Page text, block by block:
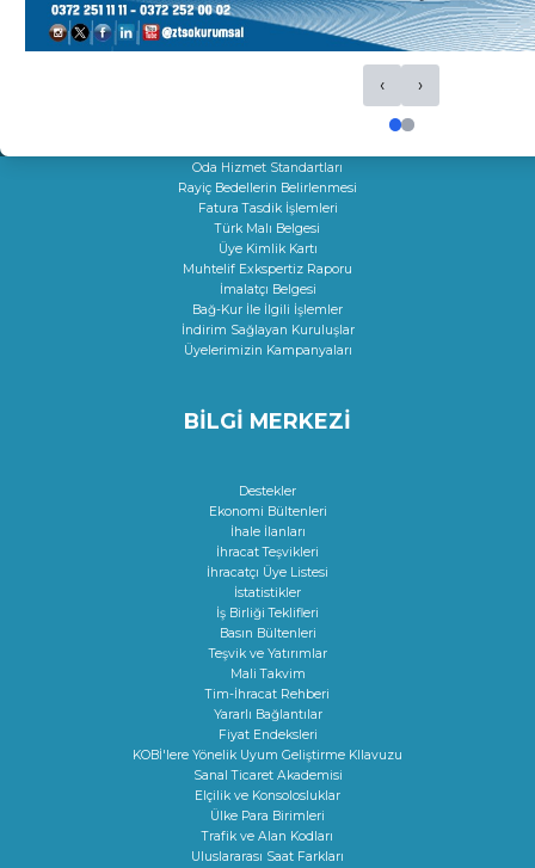
‹ ›
Mersis
Yerli Malı Belgesi
Oda Hizmet Standartları
Rayiç Bedellerin Belirlenmesi
Fatura Tasdik İşlemleri
Türk Malı Belgesi
Üye Kimlik Kartı
Muhtelif Exkspertiz Raporu
İmalatçı Belgesi
Bağ-Kur İle İlgili İşlemler
İndirim Sağlayan Kuruluşlar
Üyelerimizin Kampanyaları
BİLGİ MERKEZİ
Destekler
Ekonomi Bültenleri
İhale İlanları
İhracat Teşvikleri
İhracatçı Üye Listesi
İstatistikler
İş Birliği Teklifleri
Basın Bültenleri
Teşvik ve Yatırımlar
Mali Takvim
Tim-İhracat Rehberi
Yararlı Bağlantılar
Fiyat Endeksleri
KOBİ'lere Yönelik Uyum Geliştirme KIlavuzu
Sanal Ticaret Akademisi
Elçilik ve Konsolosluklar
Ülke Para Birimleri
Trafik ve Alan Kodları
Uluslararası Saat Farkları